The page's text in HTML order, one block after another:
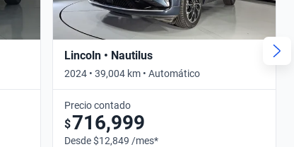
Lincoln • Nautilus
2024 • 39,004 km • Automático
Precio contado
$716,999
Desde $12,849 /mes*